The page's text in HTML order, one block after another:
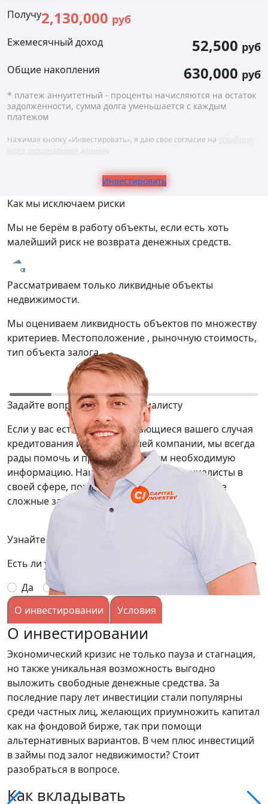
Получу2,130,000 руб
Ежемесячный доход 52,500 руб
Общие накопления 630,000 руб
* платеж аннуитетный - проценты начисляются на остаток
задолженности, сумма долга уменьшается с каждым
платежом
Нажимая кнопку «Инвестировать», я даю свое согласие на
.
Инвестировать
Как мы исключаем риски
Мы не берём в работу объекты, если есть хоть
малейший риск не возврата денежных средств.
Рассматриваем только ликвидные объекты
недвижимости.
Мы оцениваем ликвидность объектов по множеству
критериев. Местоположение , рыночную стоимость,
тип объекта залога.
Задайте вопрос нашему специалисту
Если у вас есть вопросы касающиеся вашего случая
кредитования или услуг нашей компании, мы всегда
рады помочь и предоставить вам необходимую
информацию. Наши сотрудники — специалисты в
своей сфере, помогут вам решить даже самые
сложные задачи.
Узнайте подробней условия, заполнив заявку:
Есть ли у вас опыт выдачи займов под залог?
Да
Нет
О инвестировании
Условия
О инвестировании
Экономический кризис не только пауза и стагнация,
но также уникальная возможность выгодно
выложить свободные денежные средства. За
последние пару лет инвестиции стали популярны
среди частных лиц, желающих приумножить капитал
как на фондовой бирже, так при помощи
альтернативных вариантов. В чем плюс инвестиций
в займы под залог недвижимости? Стоит
разобраться в вопросе.
Как вкладывать